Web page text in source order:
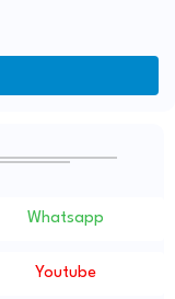
Whatsapp
Youtube